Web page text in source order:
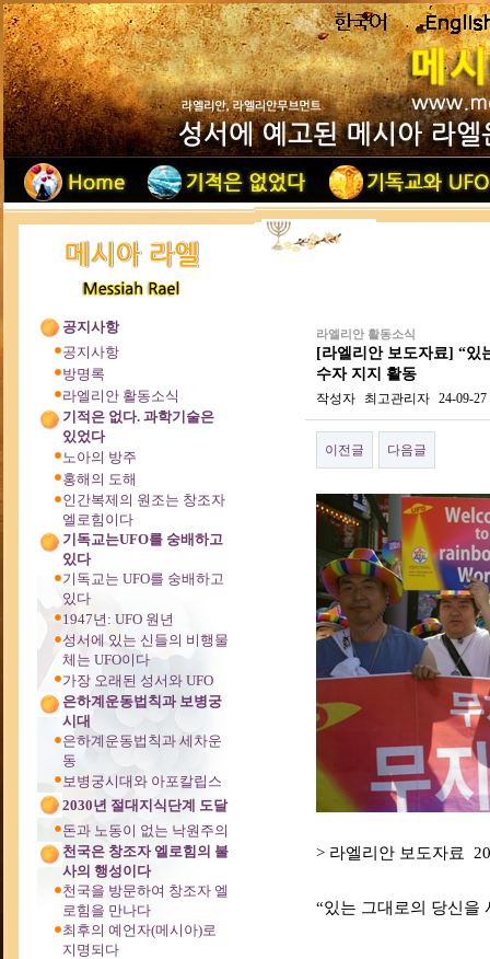
공지사항
공지사항
방명록
라엘리안 활동소식
기적은 없다. 과학기술은
있었다
노아의 방주
홍해의 도해
인간복제의 원조는 창조자
엘로힘이다
기독교는UFO를 숭배하고
있다
기독교는 UFO를 숭배하고
있다
1947년: UFO 원년
성서에 있는 신들의 비행물
체는 UFO이다
가장 오래된 성서와 UFO
은하계운동법칙과 보병궁
시대
은하계운동법칙과 세차운
동
보병궁시대와 아포칼립스
2030년 절대지식단계 도달
돈과 노동이 없는 낙원주의
천국은 창조자 엘로힘의 불
사의 행성이다
천국을 방문하여 창조자 엘
로힘을 만나다
최후의 예언자(메시아)로
지명되다
라엘리안 활동소식
[라엘리안 보도자료] “있
수자 지지 활동
작성자 최고관리자 24-09-27
이전글 다음글
본문
> 라엘리안 보도자료
“있는 그대로의 당신을